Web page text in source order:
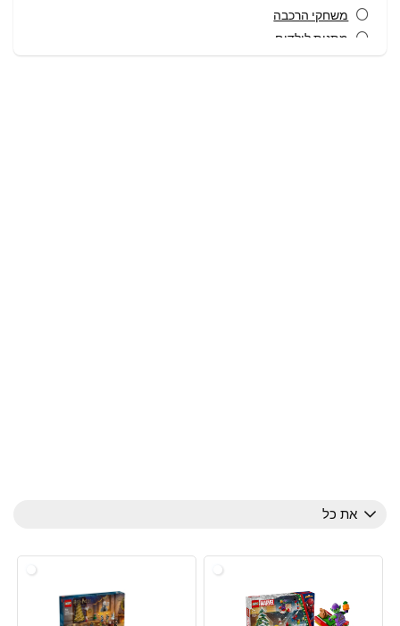
משחקי הרכבה
מתנות לילדים
את כל